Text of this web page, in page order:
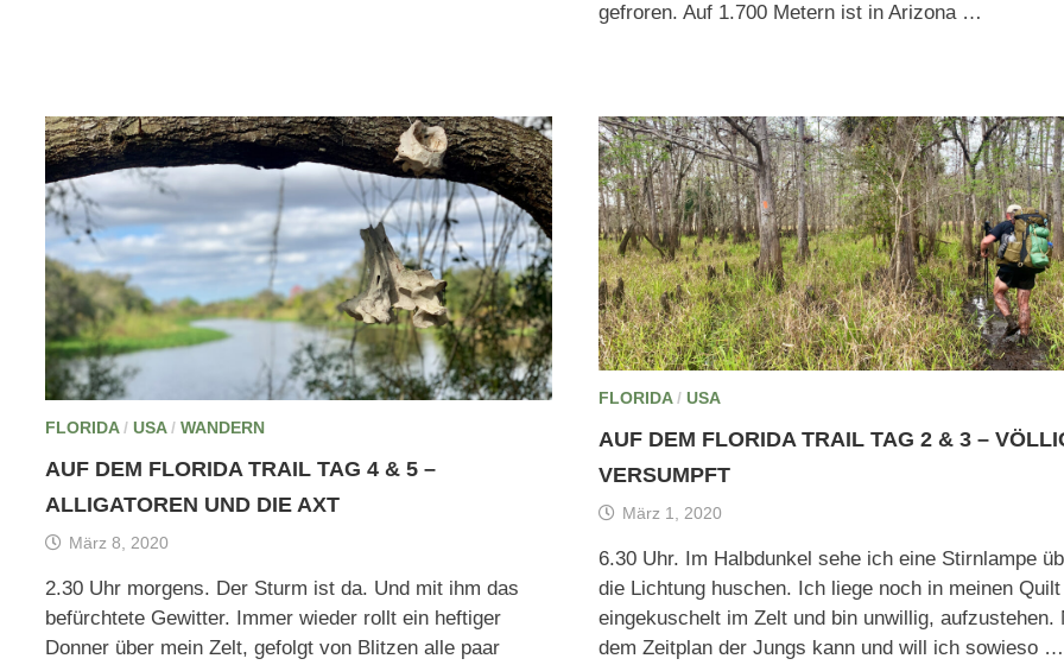
gefroren. Auf 1.700 Metern ist in Arizona …
FLORIDA/USA/WANDERN
AUF DEM FLORIDA TRAIL TAG 4 & 5 –
ALLIGATOREN UND DIE AXT
März 8, 2020
2.30 Uhr morgens. Der Sturm ist da. Und mit ihm das
befürchtete Gewitter. Immer wieder rollt ein heftiger
Donner über mein Zelt, gefolgt von Blitzen alle paar
FLORIDA/ USA
AUF DEM FLORIDA TRAIL TAG 2 & 3 –
VERSUMPFT
März 1, 2020
6.30 Uhr. Im Halbdunkel sehe ich eine Stirnlampe
die Lichtung huschen. Ich liege noch in meinen Quilt
eingekuschelt im Zelt und bin unwillig, aufzustehen.
dem Zeitplan der Jungs kann und will ich sowieso …